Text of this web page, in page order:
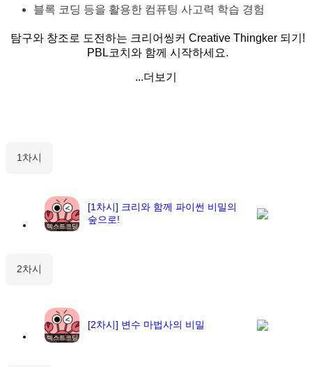
블록 코딩 등을 활용한 컴퓨팅 사고력 학습 경험
탐구와 창조로 도전하는 크리어씽커 Creative Thingker 되기!
PBL코치와 함께 시작하세요.
...더보기
1차시
텍스트코딩
[1차시] 크리와 함께 파이썬 비밀의
숲으로!
2차시
텍스트코딩
[2차시] 변수 마법사의 비밀